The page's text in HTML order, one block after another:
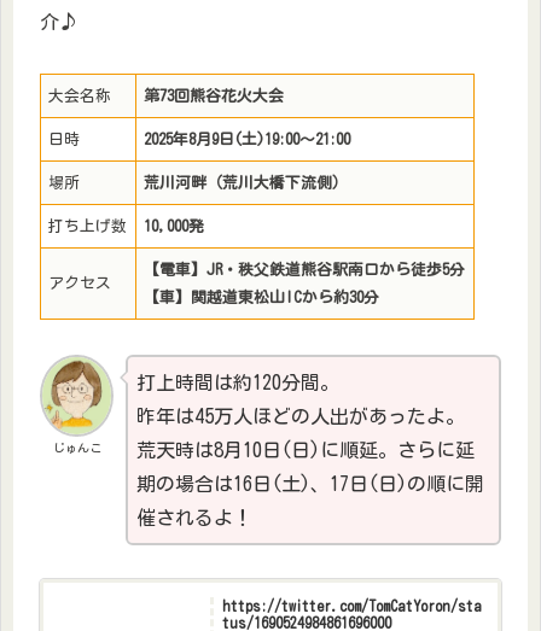
介♪
大会名称 第73回熊谷花火大会
日時 2025年8月9日(土)19:00～21:00
場所 荒川河畔（荒川大橋下流側）
打ち上げ数 10,000発
アクセス
【電車】JR・秩父鉄道熊谷駅南口から徒歩5分
【車】関越道東松山ICから約30分
じゅんこ
打上時間は約120分間。
昨年は45万人ほどの人出があったよ。
荒天時は8月10日(日)に順延。さらに延
期の場合は16日(土)、17日(日)の順に開
催されるよ！
https://twitter.com/TomCatYoron/sta
tus/1690524984861696000